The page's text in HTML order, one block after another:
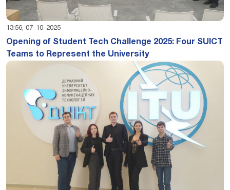
13:56, 07-10-2025
Opening of Student Tech Challenge 2025: Four SUICT
Teams to Represent the University